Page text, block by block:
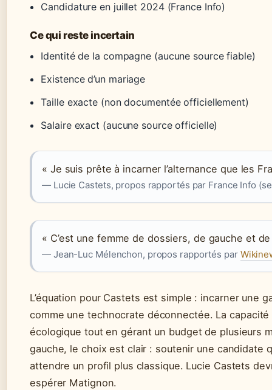
Candidature en juillet 2024 (France Info)
Ce qui reste incertain
Identité de la compagne (aucune source fiable)
Existence d’un mariage
Taille exacte (non documentée officiellement)
Salaire exact (aucune source officielle)
« Je suis prête à incarner l’alternance que les
— Lucie Castets, propos rapportés par France Info
« C’est une femme de dossiers, de gauche et
— Jean-Luc Mélenchon, propos rapportés par
L’équation pour Castets est simple : incarner une
comme une technocrate déconnectée. La
écologique tout en gérant un budget de plusieurs
gauche, le choix est clair : soutenir une candidate
attendre un profil plus classique. Lucie Castets
espérer Matignon.